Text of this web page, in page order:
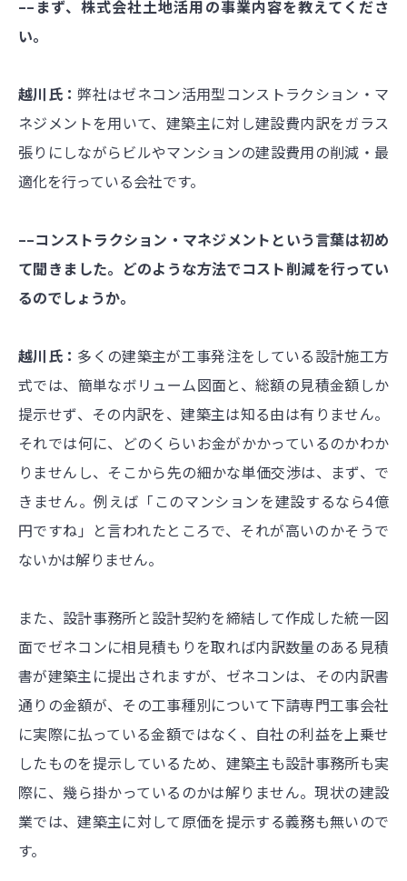
––まず、株式会社土地活用の事業内容を教えてくださ
い。
越川氏：弊社はゼネコン活用型コンストラクション・マ
ネジメントを用いて、建築主に対し建設費内訳をガラス
張りにしながらビルやマンションの建設費用の削減・最
適化を行っている会社です。
––コンストラクション・マネジメントという言葉は初め
て聞きました。どのような方法でコスト削減を行ってい
るのでしょうか。
越川氏： 多くの建築主が工事発注をしている設計施工方
式では、簡単なボリューム図面と、総額の見積金額しか
提示せず、その内訳を、建築主は知る由は有りません。
それでは何に、どのくらいお金がかかっているのかわか
りませんし、そこから先の細かな単価交渉は、まず、で
きません。例えば「このマンションを建設するなら4億
円ですね」と言われたところで、それが高いのかそうで
ないかは解りません。
また、設計事務所と設計契約を締結して作成した統一図
面でゼネコンに相見積もりを取れば内訳数量のある見積
書が建築主に提出されますが、ゼネコンは、その内訳書
通りの金額が、その工事種別について下請専門工事会社
に実際に払っている金額ではなく、自社の利益を上乗せ
したものを提示しているため、建築主も設計事務所も実
際に、幾ら掛かっているのかは解りません。現状の建設
業では、建築主に対して原価を提示する義務も無いので
す。